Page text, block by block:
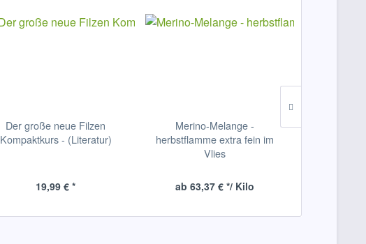
Der große neue Filzen
Kompaktkurs - (Literatur)
19,99 € *
Merino-Melange -
herbstflamme extra fein im
Vlies
ab 63,37 € */ Kilo